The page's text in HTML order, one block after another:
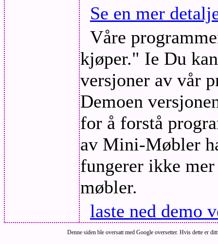
Se en mer
Våre
kjøper." Ie Du
versjoner av vår
Demoen
for å forstå
av Mini-Møbler
fungerer ikke
møbler.
laste ned demo
Denne siden ble oversatt med Google oversetter. Hvis dette er